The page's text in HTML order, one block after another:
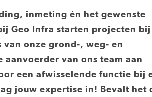
inmeting én het gewenste
Geo Infra starten projecten bij
van onze grond-, weg- en
van ons team aan
een afwisselende functie bij
jouw expertise in! Bevalt het